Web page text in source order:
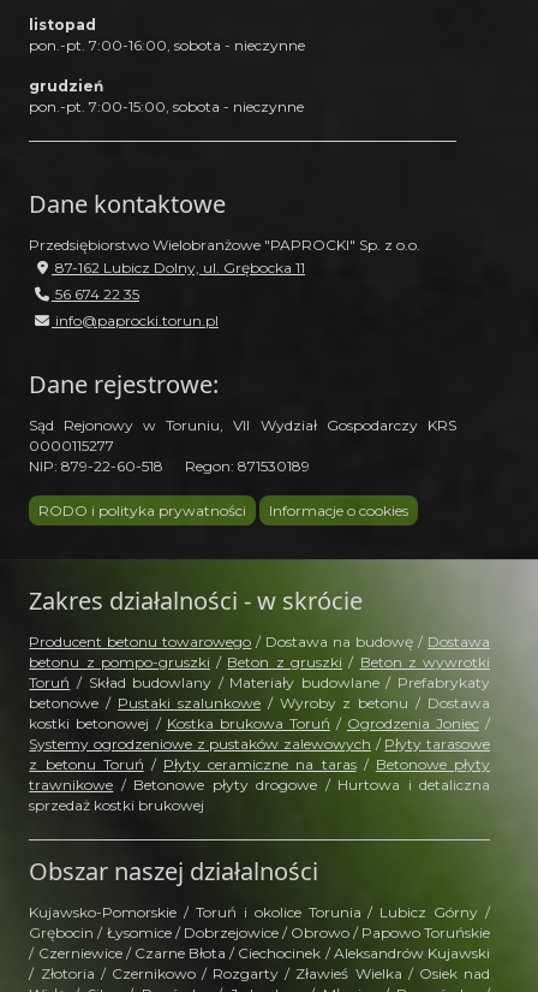
listopad
pon.-pt. 7:00-16:00, sobota - nieczynne
grudzień
pon.-pt. 7:00-15:00, sobota - nieczynne
Dane kontaktowe
Przedsiębiorstwo Wielobranżowe "PAPROCKI" Sp. z o.o.
87-162 Lubicz Dolny, ul. Grębocka 11
56 674 22 35
info@paprocki.torun.pl
Dane rejestrowe:
Sąd Rejonowy w Toruniu, VII Wydział Gospodarczy KRS
0000115277
NIP: 879-22-60-518 Regon: 871530189
RODO i polityka prywatności Informacje o cookies
Zakres działalności - w skrócie
Producent betonu towarowego / Dostawa na budowę / Dostawa
betonu z pompo-gruszki / Beton z gruszki / Beton z wywrotki
Toruń / Skład budowlany / Materiały budowlane / Prefabrykaty
betonowe / Pustaki szalunkowe/ Wyroby z betonu / Dostawa
kostki betonowej / Kostka brukowa Toruń / Ogrodzenia Joniec/
Systemy ogrodzeniowe z pustaków zalewowych / Płyty tarasowe
z betonu Toruń / Płyty ceramiczne na taras/ Betonowe płyty
trawnikowe / Betonowe płyty drogowe / Hurtowa i detaliczna
sprzedaż kostki brukowej
Obszar naszej działalności
Kujawsko-Pomorskie / Toruń i okolice Torunia / Lubicz Górny /
Grębocin / Łysomice / Dobrzejowice / Obrowo / Papowo Toruńskie
/ Czerniewice / Czarne Błota / Ciechocinek / Aleksandrów Kujawski
/ Złotoria / Czernikowo / Rozgarty / Zławieś Wielka / Osiek nad